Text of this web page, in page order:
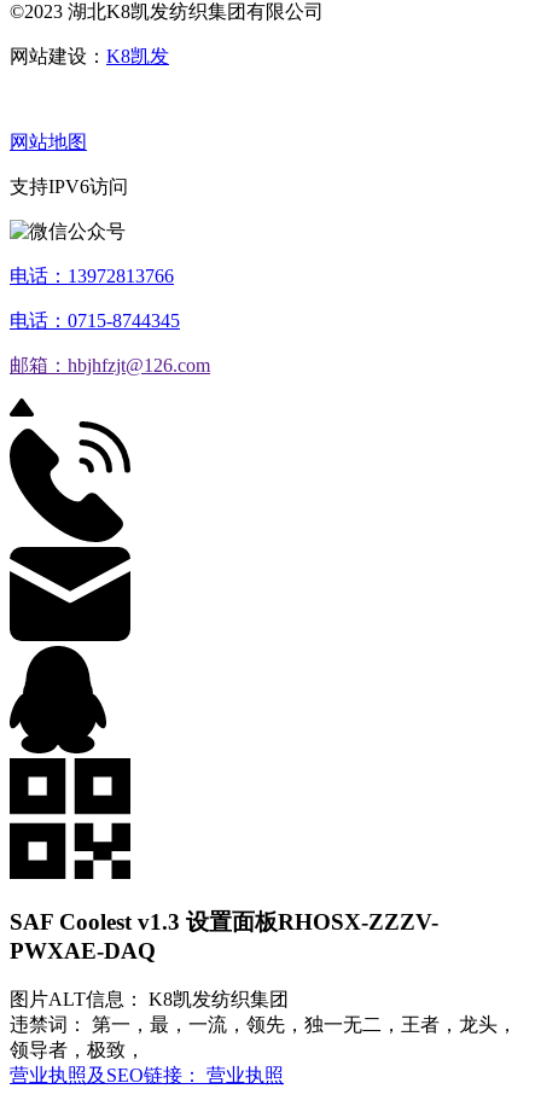
©2023 湖北K8凯发纺织集团有限公司
网站建设： K8凯发
网站地图
支持IPV6访问
电话：13972813766
电话：0715-8744345
邮箱：hbjhfzjt@126.com
SAF Coolest v1.3 设置面板RHOSX-ZZZV-
PWXAE-DAQ
图片ALT信息： K8凯发纺织集团
违禁词： 第一，最，一流，领先，独一无二，王者，龙头，
领导者，极致，
营业执照及SEO链接： 营业执照